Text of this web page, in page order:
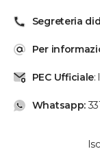
Segreteria
Per
PEC Ufficiale:
Whatsapp: